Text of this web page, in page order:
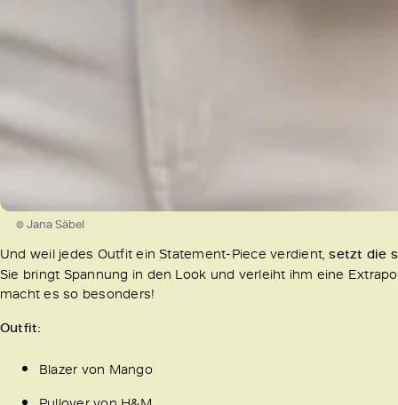
© Jana Säbel
Und weil jedes Outfit ein Statement-Piece verdient,setzt die
Sie bringt Spannung in den Look und verleiht ihm eine
macht es so besonders!
Outfit:
Blazer von Mango